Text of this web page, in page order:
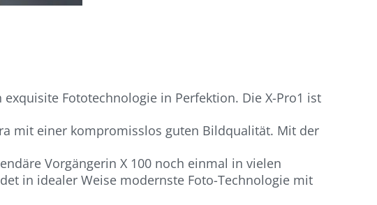
Fototechnologie in Perfektion. Die X-Pro1 ist
mit einer kompromisslos guten Bildqualität. Mit der
Vorgängerin X 100 noch einmal in vielen
in idealer Weise modernste Foto-Technologie mit